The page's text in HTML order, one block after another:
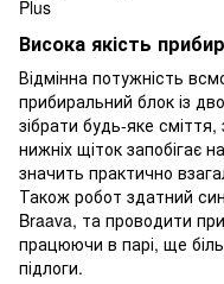
Висока якість
Відмінна потужність
прибиральний блок із
зібрати будь-яке
нижніх щіток запобігає
значить практично
Також робот здатний
Braava, та проводити
працюючи в парі, ще
підлоги.